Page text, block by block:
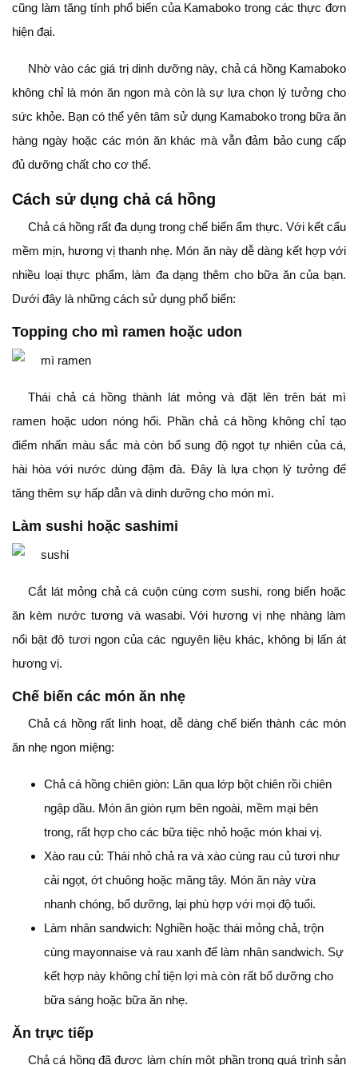
cũng làm tăng tính phổ biến của Kamaboko trong các thực đơn
hiện đại.
Nhờ vào các giá trị dinh dưỡng này, chả cá hồng Kamaboko
không chỉ là món ăn ngon mà còn là sự lựa chọn lý tưởng cho
sức khỏe. Bạn có thể yên tâm sử dụng Kamaboko trong bữa ăn
hàng ngày hoặc các món ăn khác mà vẫn đảm bảo cung cấp
đủ dưỡng chất cho cơ thể.
Cách sử dụng chả cá hồng
Chả cá hồng rất đa dụng trong chế biến ẩm thực. Với kết cấu
mềm mịn, hương vị thanh nhẹ. Món ăn này dễ dàng kết hợp với
nhiều loại thực phẩm, làm đa dạng thêm cho bữa ăn của bạn.
Dưới đây là những cách sử dụng phổ biến:
Topping cho mì ramen hoặc udon
Thái chả cá hồng thành lát mỏng và đặt lên trên bát mì
ramen hoặc udon nóng hổi. Phần chả cá hồng không chỉ tạo
điểm nhấn màu sắc mà còn bổ sung độ ngọt tự nhiên của cá,
hài hòa với nước dùng đậm đà. Đây là lựa chọn lý tưởng để
tăng thêm sự hấp dẫn và dinh dưỡng cho món mì.
Làm sushi hoặc sashimi
Cắt lát mỏng chả cá cuộn cùng cơm sushi, rong biển hoặc
ăn kèm nước tương và wasabi. Với hương vị nhẹ nhàng làm
nổi bật độ tươi ngon của các nguyên liệu khác, không bị lấn át
hương vị.
Chế biến các món ăn nhẹ
Chả cá hồng rất linh hoạt, dễ dàng chế biến thành các món
ăn nhẹ ngon miệng:
Chả cá hồng chiên giòn: Lăn qua lớp bột chiên rồi chiên
ngập dầu. Món ăn giòn rụm bên ngoài, mềm mại bên
trong, rất hợp cho các bữa tiệc nhỏ hoặc món khai vị.
Xào rau củ: Thái nhỏ chả ra và xào cùng rau củ tươi như
cải ngọt, ớt chuông hoặc măng tây. Món ăn này vừa
nhanh chóng, bổ dưỡng, lại phù hợp với mọi độ tuổi.
Làm nhân sandwich: Nghiền hoặc thái mỏng chả, trộn
cùng mayonnaise và rau xanh để làm nhân sandwich. Sự
kết hợp này không chỉ tiện lợi mà còn rất bổ dưỡng cho
bữa sáng hoặc bữa ăn nhẹ.
Ăn trực tiếp
Chả cá hồng đã được làm chín một phần trong quá trình sản